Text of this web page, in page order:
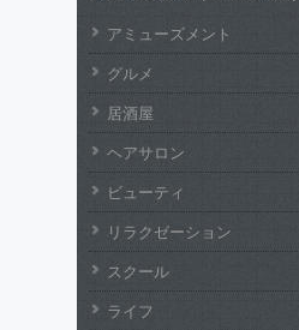
アミューズメント
グルメ
居酒屋
ヘアサロン
ビューティ
リラクゼーション
スクール
ライフ